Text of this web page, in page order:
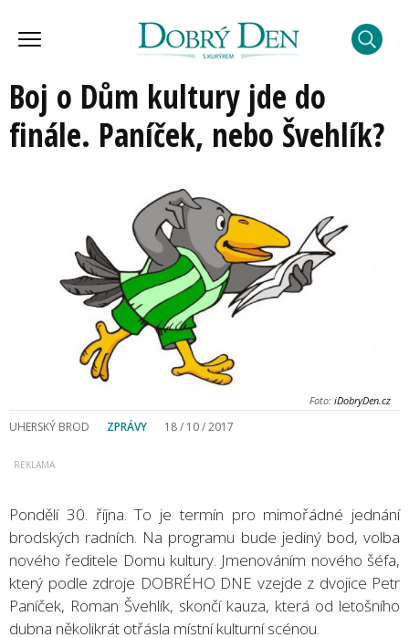
Boj o Dům kultury jde do
finále. Paníček, nebo Švehlík?
Foto: iDobryDen.cz
UHERSKÝ BROD ZPRÁVY 18 / 10 / 2017
Pondělí 30. října. To je termín pro mimořádné jednání
brodských radních. Na programu bude jediný bod, volba
nového ředitele Domu kultury. Jmenováním nového šéfa,
který podle zdroje DOBRÉHO DNE vzejde z dvojice Petr
Paníček, Roman Švehlík, skončí kauza, která od letošního
dubna několikrát otřásla místní kulturní scénou.